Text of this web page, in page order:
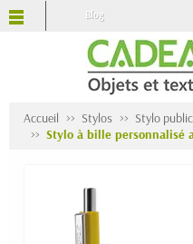
Blog
Accueil Stylos Stylo
Stylo à bille personnalisé